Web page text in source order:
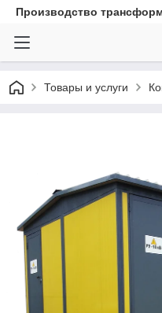
Производство
Товары и услуги